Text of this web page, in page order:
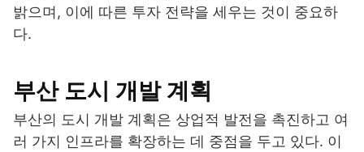
밝으며, 이에 따른 투자 전략을 세우는 것이 중요하
다.
부산 도시 개발 계획
부산의 도시 개발 계획은 상업적 발전을 촉진하고 여
러 가지 인프라를 확장하는 데 중점을 두고 있다. 이